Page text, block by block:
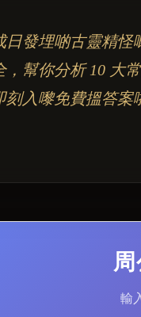
日發埋啲古靈精怪
，幫你分析 10 大
刻入嚟免費搵答案
輸